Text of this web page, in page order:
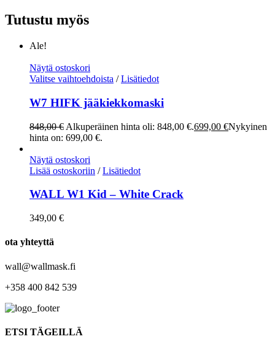
Tutustu myös
Ale!
Näytä ostoskori
Valitse vaihtoehdoista / Lisätiedot
W7 HIFK jääkiekkomaski
848,00€ Alkuperäinen hinta oli: 848,00 €.699,00 €Nykyinen
hinta on: 699,00 €.
Näytä ostoskori
Lisää ostoskoriin / Lisätiedot
WALL W1 Kid – White Crack
349,00 €
ota yhteyttä
wall@wallmask.fi
+358 400 842 539
ETSI TÄGEILLÄ